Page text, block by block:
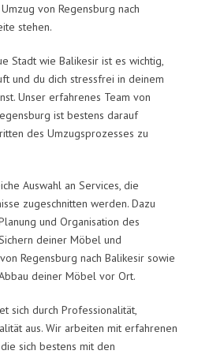
von Regensburg nach
stehen.
Stadt wie Balikesir ist es wichtig,
und du dich stressfrei in deinem
Unser erfahrenes Team von
ist bestens darauf
des Umzugsprozesses zu
Auswahl an Services, die
zugeschnitten werden. Dazu
und Organisation des
deiner Möbel und
Regensburg nach Balikesir sowie
deiner Möbel vor Ort.
sich durch Professionalität,
aus. Wir arbeiten mit erfahrenen
sich bestens mit den